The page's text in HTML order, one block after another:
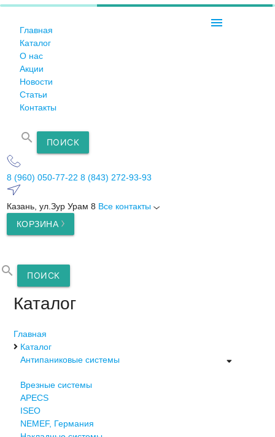
menu
Главная
Каталог
О нас
Акции
Новости
Статьи
Контакты
search ПОИСК
8 (960) 050-77-22 8 (843) 272-93-93
Казань, ул.Зур Урам 8 Все контакты
КОРЗИНА
search ПОИСК
Каталог
Главная
Каталог
Антипаниковые системы
Врезные системы
APECS
ISEO
NEMEF, Германия